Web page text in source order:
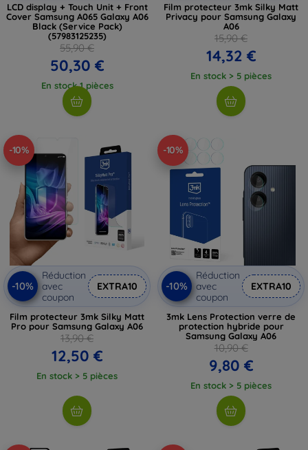
LCD display + Touch Unit + Front
Cover Samsung A065 Galaxy A06
Black (Service Pack)
(57983125235)
55,90 €
50,30 €
En stock 1 pièces
Film protecteur 3mk Silky Matt
Privacy pour Samsung Galaxy
A06
15,90 €
14,32 €
En stock > 5 pièces
-10%
-10%
Réduction
avec
coupon
EXTRA10
Film protecteur 3mk Silky Matt
Pro pour Samsung Galaxy A06
13,90 €
12,50 €
En stock > 5 pièces
-10%
-10%
Réduction
avec
coupon
EXTRA10
3mk Lens Protection verre de
protection hybride pour
Samsung Galaxy A06
10,90 €
9,80 €
En stock > 5 pièces